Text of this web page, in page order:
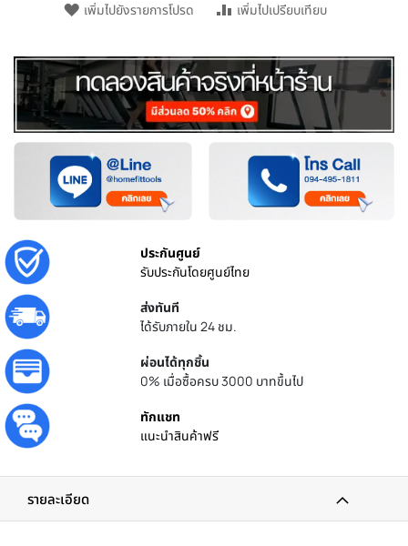
เพิ่มไปยังรายการโปรด เพิ่มไปเปรียบเทียบ
ประกันศูนย์
รับประกันโดยศูนย์ไทย
ส่งทันที
ได้รับภายใน 24 ชม.
ผ่อนได้ทุกชิ้น
0% เมื่อซื้อครบ 3000 บาทขึ้นไป
ทักแชท
แนะนำสินค้าฟรี
รายละเอียด